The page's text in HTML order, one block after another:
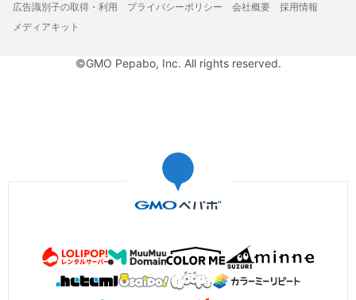
広告識別子の取得・利用
プライバシーポリシー 会社概要
採用情報
メディアキット
©GMO Pepabo, Inc. All rights reserved.